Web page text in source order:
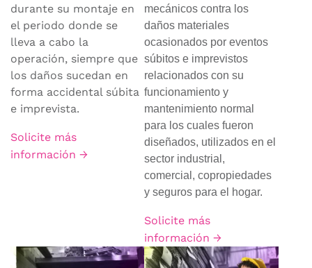
durante su montaje en
el periodo donde se
lleva a cabo la
operación, siempre que
los daños sucedan en
forma accidental súbita
e imprevista.
Solicite más
información →
mecánicos contra los
daños materiales
ocasionados por eventos
súbitos e imprevistos
relacionados con su
funcionamiento y
mantenimiento normal
para los cuales fueron
diseñados, utilizados en el
sector industrial,
comercial, copropiedades
y seguros para el hogar.
Solicite más
información →